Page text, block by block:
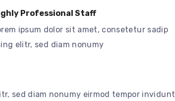
Professional Staff
ipsum dolor sit amet, consetetur sadip
elitr, sed diam nonumy
sed diam nonumy eirmod tempor invidunt